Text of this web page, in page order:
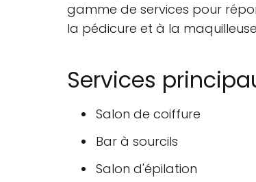
gamme de services pour
la pédicure et à la
Services
Salon de coiffure
Bar à sourcils
Salon d'épilation